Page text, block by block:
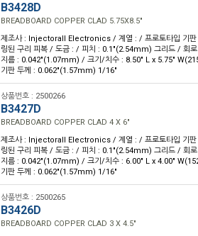
B3428D
BREADBOARD COPPER CLAD 5.75X8.5"
제조사 : Injectorall Electronics / 계열 : / 프로토타입 기판
링된 구리 피복 / 도금 : / 피치 : 0.1"(2.54mm) 그리드 / 회
지름 : 0.042"(1.07mm) / 크기/치수 : 8.50" L x 5.75"
기판 두께 : 0.062"(1.57mm) 1/16"
상품번호 : 2500266
B3427D
BREADBOARD COPPER CLAD 4 X 6"
제조사 : Injectorall Electronics / 계열 : / 프로토타입 기판
링된 구리 피복 / 도금 : / 피치 : 0.1"(2.54mm) 그리드 / 회
지름 : 0.042"(1.07mm) / 크기/치수 : 6.00" L x 4.00"
기판 두께 : 0.062"(1.57mm) 1/16"
상품번호 : 2500265
B3426D
BREADBOARD COPPER CLAD 3 X 4.5"